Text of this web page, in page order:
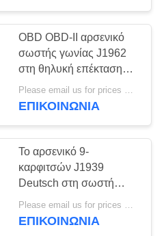
OBD OBD-ΙΙ αρσενικό
σωστής γωνίας J1962
στη θηλυκή επέκταση
γύρω από το καλώδιο
Please email us for prices MOQ:100 τεμ
ΕΠΙΚΟΙΝΩΝΊΑ
Το αρσενικό 9-
καρφιτσών J1939
Deutsch στη σωστή
γωνία αρσενικό 16
καρφιτσών J1962 OBD-
ΕΠΙΚΟΙΝΩΝΊΑ